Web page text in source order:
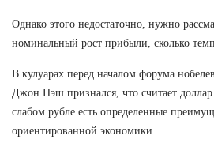
Однако этого недостаточно, нужно
номинальный рост прибыли, сколько
В кулуарах перед началом форума
Джон Нэш признался, что считает
слабом рубле есть определенные
ориентированной экономики.